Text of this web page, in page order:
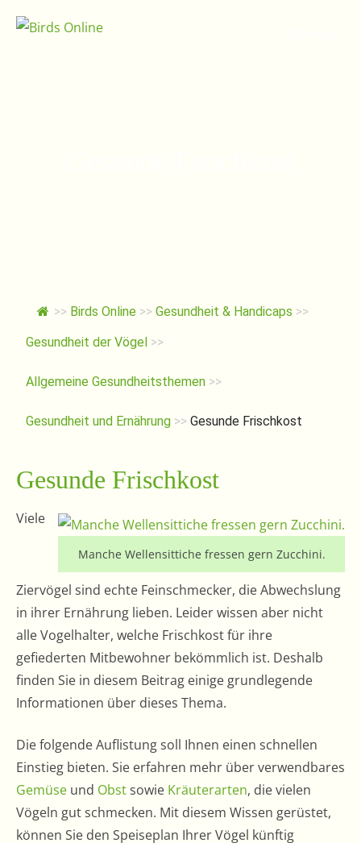
zum
>> Birds Online >> Gesundheit & Handicaps >>
Gesundheit der Vögel >>
Allgemeine Gesundheitsthemen >>
Gesundheit und Ernährung >> Gesunde Frischkost
Gesunde Frischkost
Manche Wellensittiche fressen gern Zucchini.
Viele
Ziervögel sind echte Feinschmecker, die Abwechslung
in ihrer Ernährung lieben. Leider wissen aber nicht
alle Vogelhalter, welche Frischkost für ihre
gefiederten Mitbewohner bekömmlich ist. Deshalb
finden Sie in diesem Beitrag einige grundlegende
Informationen über dieses Thema.
Die folgende Auflistung soll Ihnen einen schnellen
Einstieg bieten. Sie erfahren mehr über verwendbares
Gemüse und Obstsowie Kräuterarten, die vielen
Vögeln gut schmecken. Mit diesem Wissen gerüstet,
können Sie den Speiseplan Ihrer Vögel künftig